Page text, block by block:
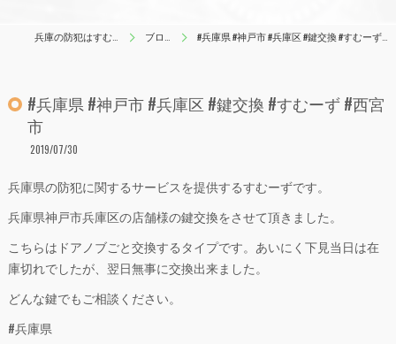
兵庫の防犯はすむーず ブログ #兵庫県 #神戸市 #兵庫区 #鍵交換 #すむーず #西宮市
#兵庫県 #神戸市 #兵庫区 #鍵交換 #すむーず #西宮
市
2019/07/30
兵庫県の防犯に関するサービスを提供するすむーずです。
兵庫県神戸市兵庫区の店舗様の鍵交換をさせて頂きました。
こちらはドアノブごと交換するタイプです。あいにく下見当日は在
庫切れでしたが、翌日無事に交換出来ました。
どんな鍵でもご相談ください。
#兵庫県